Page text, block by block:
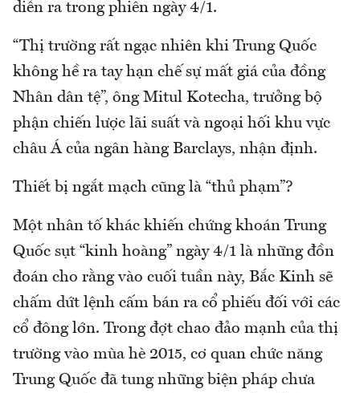
diễn ra trong phiên ngày 4/1.
“Thị trường rất ngạc nhiên khi Trung Quốc
không hề ra tay hạn chế sự mất giá của đồng
Nhân dân tệ”, ông Mitul Kotecha, trưởng bộ
phận chiến lược lãi suất và ngoại hối khu vực
châu Á của ngân hàng Barclays, nhận định.
Thiết bị ngắt mạch cũng là “thủ phạm”?
Một nhân tố khác khiến chứng khoán Trung
Quốc sụt “kinh hoàng” ngày 4/1 là những đồn
đoán cho rằng vào cuối tuần này, Bắc Kinh sẽ
chấm dứt lệnh cấm bán ra cổ phiếu đối với các
cổ đông lớn. Trong đợt chao đảo mạnh của thị
trường vào mùa hè 2015, cơ quan chức năng
Trung Quốc đã tung những biện pháp chưa